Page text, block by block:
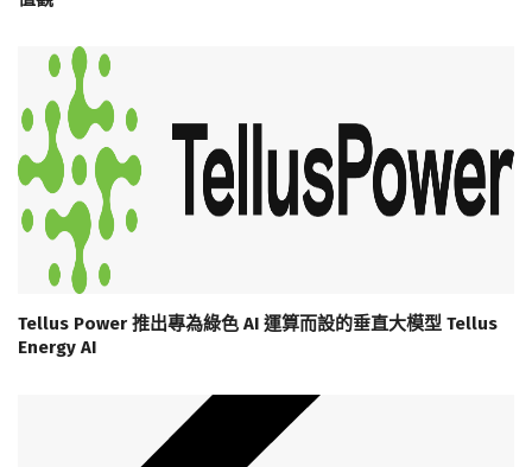
Tellus Power 推出專為綠色 AI 運算而設的垂直大模型 Tellus
Energy AI